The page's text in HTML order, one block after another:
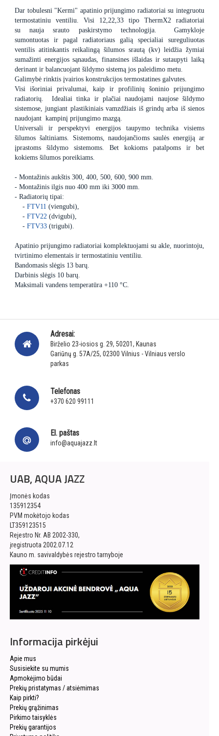
Dar tobulesni "Kermi" apatinio prijungimo radiatoriai su integruotu
termostatiniu ventiliu. Visi 12,22,33 tipo ThermX2 radiatoriai
su nauja srauto paskirstymo technologija. Gamykloje
sumontuotas ir pagal radiatoriaus galią specialiai sureguliuotas
ventilis atitinkantis reikalingą šilumos srautą (kv) leidžia žymiai
sumažinti energijos sąnaudas, finansines išlaidas ir sutaupyti laiką
derinant ir balancuojant šildymo sistemą jos paleidimo metu.
Galimybė rinktis įvairios konstrukcijos termostatines galvutes.
Visi išoriniai privalumai, kaip ir profilinių šoninio prijungimo
radiatorių. Idealiai tinka ir plačiai naudojami naujose šildymo
sistemose, jungiant plastikiniais vamzdžiais iš grindų arba iš sienos
naudojant kampinį prijungimo mazgą.
Universali ir perspektyvi energijos taupymo technika visiems
šilumos šaltiniams. Sistemoms, naudojančioms saulės energiją ar
įprastoms šildymo sistemoms. Bet kokioms patalpoms ir bet
kokiems šilumos poreikiams.
- Montažinis aukštis 300, 400, 500, 600, 900 mm.
- Montažinis ilgis nuo 400 mm iki 3000 mm.
- Radiatorių tipai:
- FTV11 (viengubi),
- FTV22 (dvigubi),
- FTV33 (trigubi).
Apatinio prijungimo radiatoriai komplektuojami su akle, nuorintoju,
tvirtinimo elementais ir termostatiniu ventiliu.
Bandomasis slėgis 13 barų.
Darbinis slėgis 10 barų.
Maksimali vandens temperatūra +110 °C.
Adresai:
Birželio 23-iosios g. 29, 50201, Kaunas
Gariūnų g. 57A/25, 02300 Vilnius - Vilniaus verslo
parkas
Telefonas
+370 620 99111
El. paštas
info@aquajazz.lt
UAB, AQUA JAZZ
Įmonės kodas
135912354
PVM mokėtojo kodas
LT359123515
Rejestro Nr. AB 2002-330,
įregistruota 2002.07.12
Kauno m. savivaldybės rejestro tarnyboje
Informacija pirkėjui
Apie mus
Susisiekite su mumis
Apmokėjimo būdai
Prekių pristatymas / atsiėmimas
Kaip pirkti?
Prekių grąžinimas
Pirkimo taisyklės
Prekių garantijos